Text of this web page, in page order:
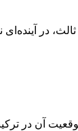
در
آن در